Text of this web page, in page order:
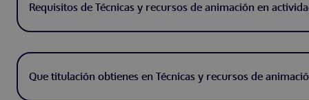
Requisitos de Técnicas y recursos de animación en
Que titulación obtienes en Técnicas y recursos de